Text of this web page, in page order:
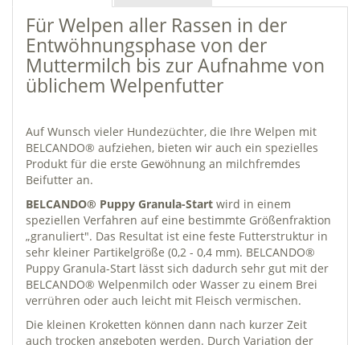
Für Welpen aller Rassen in der
Entwöhnungsphase von der
Muttermilch bis zur Aufnahme von
üblichem Welpenfutter
Auf Wunsch vieler Hundezüchter, die Ihre Welpen mit
BELCANDO® aufziehen, bieten wir auch ein spezielles
Produkt für die erste Gewöhnung an milchfremdes
Beifutter an.
BELCANDO® Puppy Granula-Start wird in einem
speziellen Verfahren auf eine bestimmte Größenfraktion
„granuliert". Das Resultat ist eine feste Futterstruktur in
sehr kleiner Partikelgröße (0,2 - 0,4 mm). BELCANDO®
Puppy Granula-Start lässt sich dadurch sehr gut mit der
BELCANDO® Welpenmilch oder Wasser zu einem Brei
verrühren oder auch leicht mit Fleisch vermischen.
Die kleinen Kroketten können dann nach kurzer Zeit
auch trocken angeboten werden. Durch Variation der